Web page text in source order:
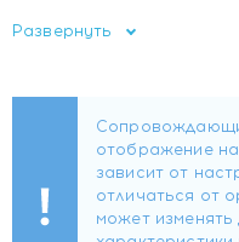
20% мочевины.
Подходит для веганов.
Aqua (water), Urea,
Развернуть